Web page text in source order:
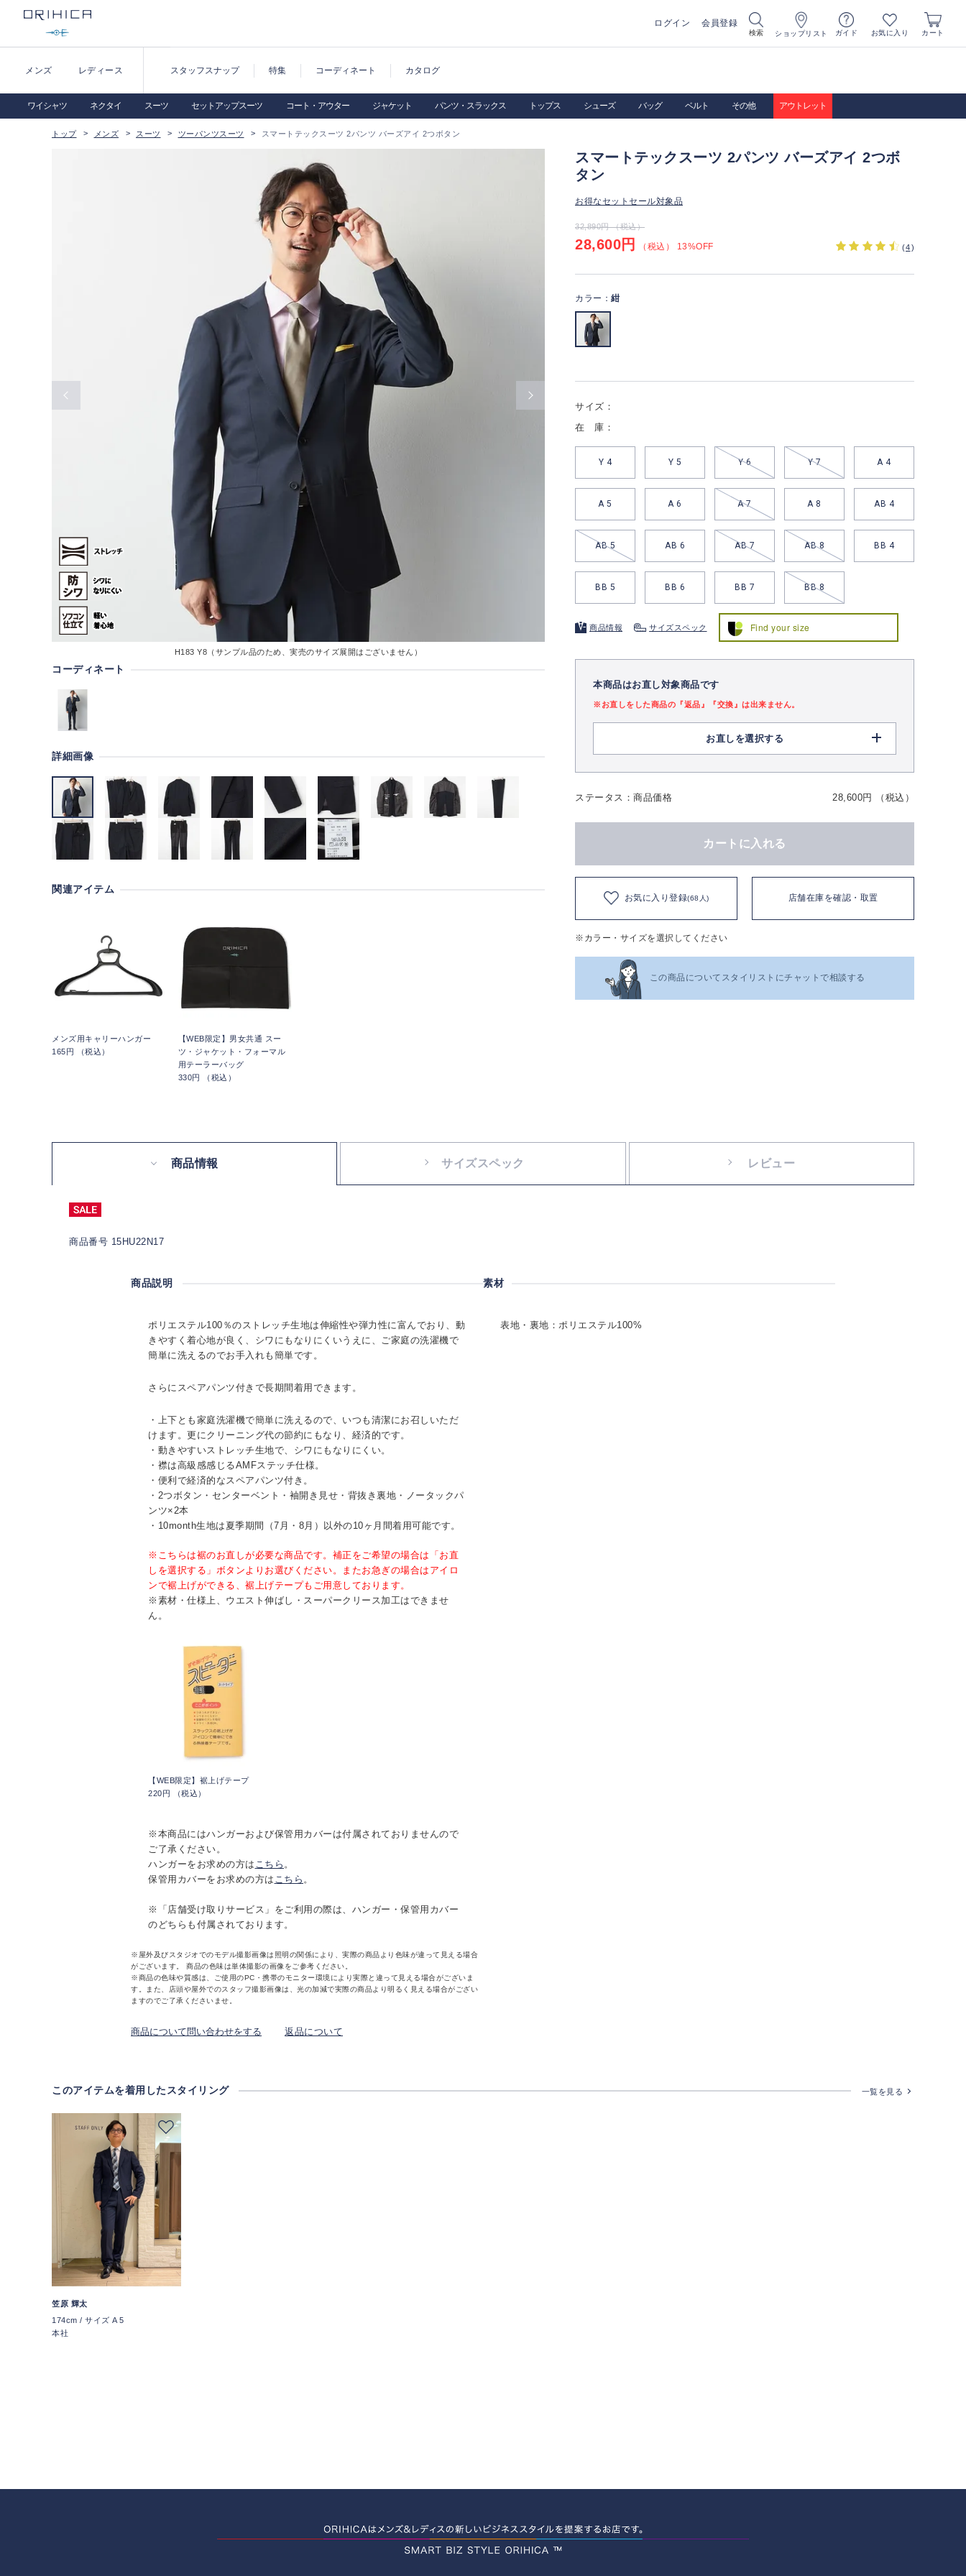
ログイン 会員登録
検索 ショップリスト ガイド お気に入り カート
メンズ レディース スタッフスナップ 特集 コーディネート カタログ
ワイシャツ ネクタイ スーツ セットアップスーツ コート・アウター ジャケット パンツ・スラックス トップス シューズ バッグ ベルト その他 アウトレット
トップ メンズ スーツ ツーパンツスーツ スマートテックスーツ 2パンツ バーズアイ 2つボタン
H183Y8（サンプル品のため、実売のサイズ展開はございません）
コーディネート
詳細画像
関連アイテム
メンズ用キャリーハンガー
165円 （税込）
【WEB限定】男女共通 スー
ツ・ジャケット・フォーマル
用テーラーバッグ
330円 （税込）
スマートテックスーツ 2パンツ バーズアイ 2つボ
タン
お得なセットセール対象品
32,890円 （税込）
28,600円 （税込） 13%OFF (4)
カラー： 紺
サイズ：
在 庫：
Y 4 Y 5 Y 6 Y 7 A 4
A 5 A 6 A 7 A 8 AB 4
AB 5 AB 6 AB 7 AB 8 BB 4
BB 5 BB 6 BB 7 BB 8
商品情報 サイズスペック Find your size
本商品はお直し対象商品です
※お直しをした商品の『返品』『交換』は出来ません。
お直しを選択する
ステータス：商品価格 28,600円 （税込）
カートに入れる
お気に入り登録(68人) 店舗在庫を確認・取置
※カラー・サイズを選択してください
この商品についてスタイリストにチャットで相談する
商品情報 サイズスペック レビュー
商品番号 15HU22N17
商品説明
ポリエステル100％のストレッチ生地は伸縮性や弾力性に富んでおり、動
きやすく着心地が良く、シワにもなりにくいうえに、ご家庭の洗濯機で
簡単に洗えるのでお手入れも簡単です。
さらにスペアパンツ付きで長期間着用できます。
・上下とも家庭洗濯機で簡単に洗えるので、いつも清潔にお召しいただ
けます。更にクリーニング代の節約にもなり、経済的です。
・動きやすいストレッチ生地で、シワにもなりにくい。
・襟は高級感感じるAMFステッチ仕様。
・便利で経済的なスペアパンツ付き。
・2つボタン・センターベント・袖開き見せ・背抜き裏地・ノータックパ
ンツ×2本
・10month生地は夏季期間（7月・8月）以外の10ヶ月間着用可能です。
※こちらは裾のお直しが必要な商品です。補正をご希望の場合は「お直
しを選択する」ボタンよりお選びください。またお急ぎの場合はアイロ
ンで裾上げができる、裾上げテープもご用意しております。
※素材・仕様上、ウエスト伸ばし・スーパークリース加工はできませ
ん。
【WEB限定】裾上げテープ
220円 （税込）
※本商品にはハンガーおよび保管用カバーは付属されておりませんので
ご了承ください。
ハンガーをお求めの方は こちら 。
保管用カバーをお求めの方は こちら 。
※「店舗受け取りサービス」をご利用の際は、ハンガー・保管用カバー
のどちらも付属されております。
※屋外及びスタジオでのモデル撮影画像は照明の関係により、実際の商品より色味が違って見える場合
がございます。 商品の色味は単体撮影の画像をご参考ください。
※商品の色味や質感は、ご使用のPC・携帯のモニター環境により実際と違って見える場合がございま
す。また、店頭や屋外でのスタッフ撮影画像は、光の加減で実際の商品より明るく見える場合がござい
ますのでご了承くださいませ。
商品について問い合わせをする 返品について
素材
表地・裏地：ポリエステル100%
このアイテムを着用したスタイリング 一覧を見る
笠原 輝太
174cm / サイズ A 5
本社